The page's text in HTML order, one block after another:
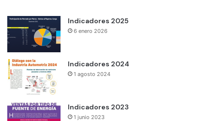
Indicadores 2025
6 enero 2026
Indicadores 2024
1 agosto 2024
Indicadores 2023
1 junio 2023